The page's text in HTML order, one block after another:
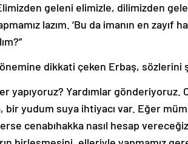
geleni elimizle, dilimizden
lazım. ‘Bu da imanın en
önemine dikkati çeken Erbaş, sözlerini
yapıyoruz? Yardımlar
bir yudum suya ihtiyacı var. Eğer
cenabıhakka nasıl hesap